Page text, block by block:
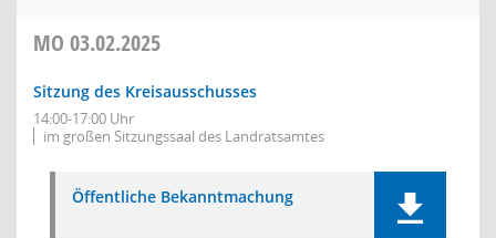
MO 03.02.2025
Sitzung des Kreisausschusses
14:00-17:00 Uhr
im großen Sitzungssaal des Landratsamtes
Öffentliche Bekanntmachung